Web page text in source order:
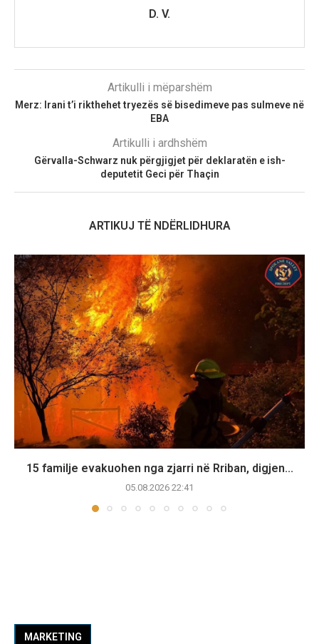
D. V.
Artikulli i mëparshëm
Merz: Irani t’i rikthehet tryezës së bisedimeve pas sulmeve në
EBA
Artikulli i ardhshëm
Gërvalla-Schwarz nuk përgjigjet për deklaratën e ish-
deputetit Geci për Thaçin
ARTIKUJ TË NDËRLIDHURA
15 familje evakuohen nga zjarri në Rriban, digjen...
05.08.2026 22:41
MARKETING